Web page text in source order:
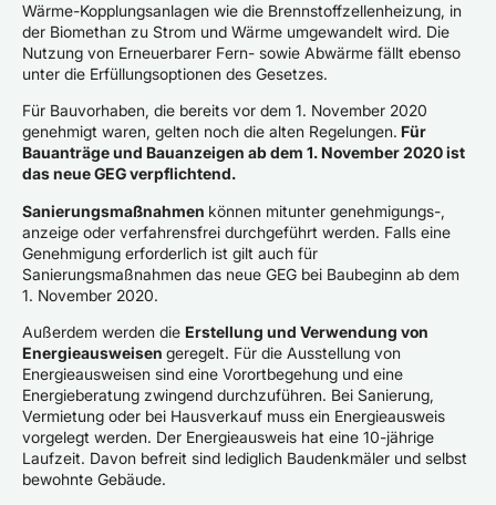
Wärme-Kopplungsanlagen wie die Brennstoffzellenheizung, in
der Biomethan zu Strom und Wärme umgewandelt wird. Die
Nutzung von Erneuerbarer Fern- sowie Abwärme fällt ebenso
unter die Erfüllungsoptionen des Gesetzes.
Für Bauvorhaben, die bereits vor dem 1. November 2020
genehmigt waren, gelten noch die alten Regelungen. Für
Bauanträge und Bauanzeigen ab dem 1. November 2020 ist
das neue GEG verpflichtend.
Sanierungsmaßnahmen können mitunter genehmigungs-,
anzeige oder verfahrensfrei durchgeführt werden. Falls eine
Genehmigung erforderlich ist gilt auch für
Sanierungsmaßnahmen das neue GEG bei Baubeginn ab dem
1. November 2020.
Außerdem werden die Erstellung und Verwendung von
Energieausweisen geregelt. Für die Ausstellung von
Energieausweisen sind eine Vorortbegehung und eine
Energieberatung zwingend durchzuführen. Bei Sanierung,
Vermietung oder bei Hausverkauf muss ein Energieausweis
vorgelegt werden. Der Energieausweis hat eine 10-jährige
Laufzeit. Davon befreit sind lediglich Baudenkmäler und selbst
bewohnte Gebäude.